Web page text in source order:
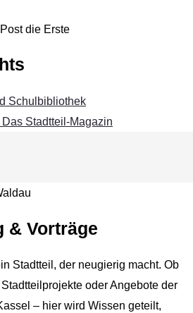
die Erste
Schulbibliothek
Stadtteil-Magazin
& Vorträge
Stadtteil, der neugierig macht. Ob
oder Angebote der
– hier wird Wissen geteilt,